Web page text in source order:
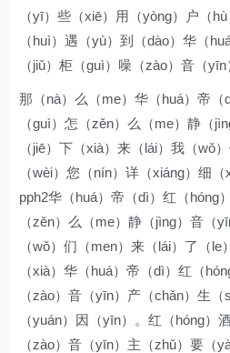
（yī）些（xiē）用（yòng）户（
（huì）遇（yù）到（dào）华（
（jiǔ）柜（guì）噪（zào）音（
那（nà）么（me）华（huá）帝
（guì）怎（zěn）么（me）静（
（jiē）下（xià）来（lái）我（wǒ
（wèi）您（nín）详（xiáng）细
pph2华（huá）帝（dì）红（hóng
（zěn）么（me）静（jìng）音（
（wǒ）们（men）来（lái）了（
（xià）华（huá）帝（dì）红（
（zào）音（yīn）产（chǎn）生
（yuán）因（yīn）。红（hóng）
（zào）音（yīn）主（zhǔ）要（